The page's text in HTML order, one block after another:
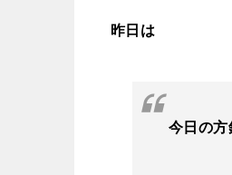
昨日は
今日 の方